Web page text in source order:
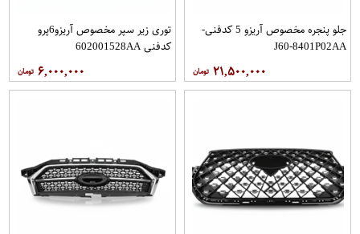
جلو پنجره مخصوص آریزو 5 کدفنی-
J60-8401P02AA
۲۱,۵۰۰,۰۰۰
توری زیر سپر مخصوص آریزو6پرو
کدفنی 602001528AA
۶,۰۰۰,۰۰۰